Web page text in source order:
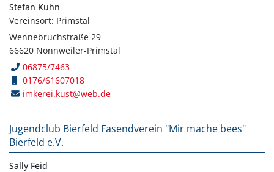
Stefan Kuhn
Vereinsort: Primstal
Wennebruchstraße 29
66620 Nonnweiler-Primstal
06875/7463
0176/61607018
imkerei.kust@web.de
Jugendclub Bierfeld Fasendverein "Mir mache bees"
Bierfeld e.V.
Sally Feid